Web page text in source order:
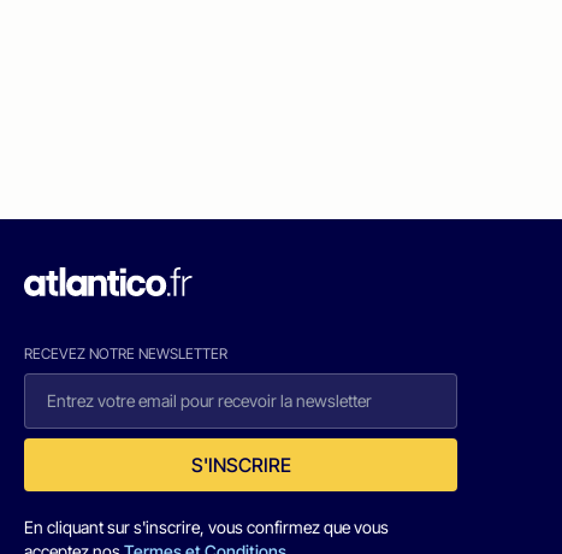
RECEVEZ NOTRE NEWSLETTER
S'INSCRIRE
En cliquant sur s'inscrire, vous confirmez que vous